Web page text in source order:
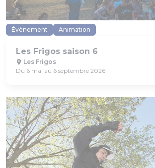
Événement Animation
Les Frigos saison 6
Les Frigos
Du 6 mai au 6 septembre 2026